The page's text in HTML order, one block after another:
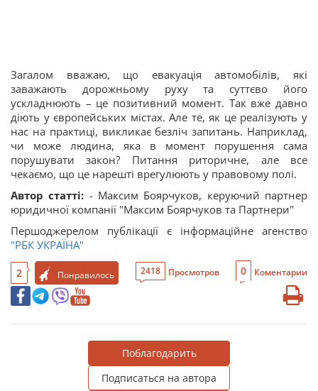
Загалом вважаю, що евакуація автомобілів, які
заважають дорожньому руху та суттєво його
ускладнюють – це позитивний момент. Так вже давно
діють у європейських містах. Але те, як це реалізують у
нас на практиці, викликає безліч запитань. Наприклад,
чи може людина, яка в момент порушення сама
порушувати закон? Питання риторичне, але все
чекаємо, що це нарешті врегулюють у правовому полі.
Автор статті: - Максим Боярчуков, керуючий партнер
юридичної компанії "Максим Боярчуков та Партнери"
Першоджерелом публікації є інформаційне агенство
"РБК УКРАЇНА"
2 Понравилось 2418 Просмотров 0 Коментарии
Поблагодарить
Подписаться на автора